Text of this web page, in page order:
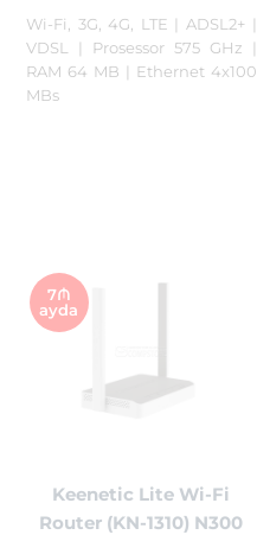
Wi-Fi, 3G, 4G, LTE | ADSL2+ |
VDSL | Prosessor 575 GHz |
RAM 64 MB | Ethernet 4x100
MBs
7₼
ayda
Keenetic Lite Wi-Fi
Router (KN-1310) N300